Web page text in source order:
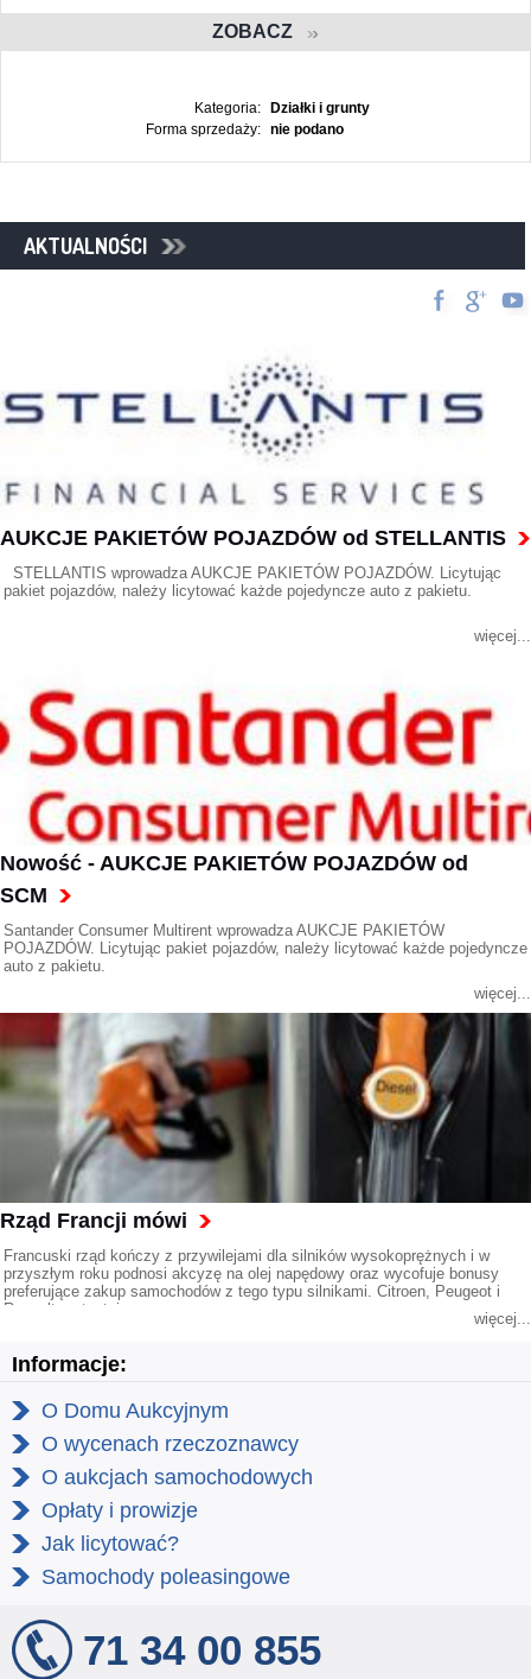
ZOBACZ
Kategoria:
Działki i grunty
Forma sprzedaży:
nie podano
AKTUALNOŚCI
AUKCJE PAKIETÓW POJAZDÓW od STELLANTIS
STELLANTIS wprowadza AUKCJE PAKIETÓW POJAZDÓW. Licytując
pakiet pojazdów, należy licytować każde pojedyncze auto z pakietu.
więcej...
Nowość - AUKCJE PAKIETÓW POJAZDÓW od
SCM
Santander Consumer Multirent wprowadza AUKCJE PAKIETÓW
POJAZDÓW. Licytując pakiet pojazdów, należy licytować każde pojedyncze
auto z pakietu.
więcej...
Rząd Francji mówi
Francuski rząd kończy z przywilejami dla silników wysokoprężnych i w
przyszłym roku podnosi akcyzę na olej napędowy oraz wycofuje bonusy
preferujące zakup samochodów z tego typu silnikami. Citroen, Peugeot i
Renault protestują.
więcej...
Informacje:
O Domu Aukcyjnym
O wycenach rzeczoznawcy
O aukcjach samochodowych
Opłaty i prowizje
Jak licytować?
Samochody poleasingowe
71 34 00 855